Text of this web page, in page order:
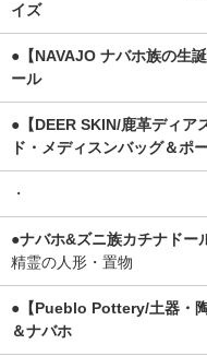
イズ
●【NAVAJO ナバホ族の生
ール
●【DEER SKIN/鹿革ディア
ド・メディスンバッグ＆ポ
・
●ナバホ&ズニ族カチナドー
精霊の人形・置物
●【Pueblo Pottery/土器・
＆ナバホ